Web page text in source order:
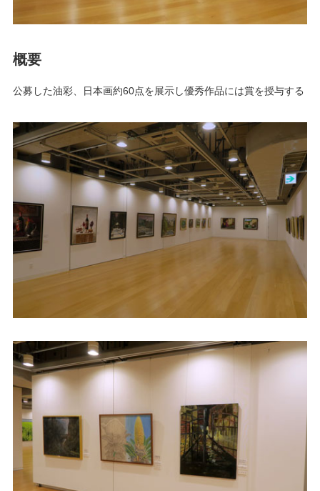
概要
公募した油彩、日本画約60点を展示し優秀作品には賞を授与する